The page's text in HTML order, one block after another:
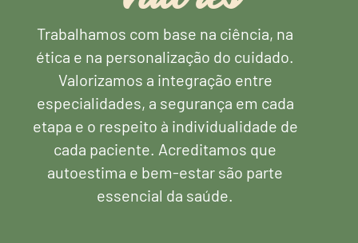
Trabalhamos com base na ciência, na
ética e na personalização do cuidado.
Valorizamos a integração entre
especialidades, a segurança em cada
etapa e o respeito à individualidade de
cada paciente. Acreditamos que
autoestima e bem-estar são parte
essencial da saúde.